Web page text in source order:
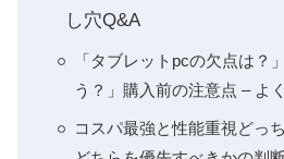
し穴Q&A
「タブレットpcの欠点は？
う？」購入前の注意点 – よ
コスパ最強と性能重視どっ